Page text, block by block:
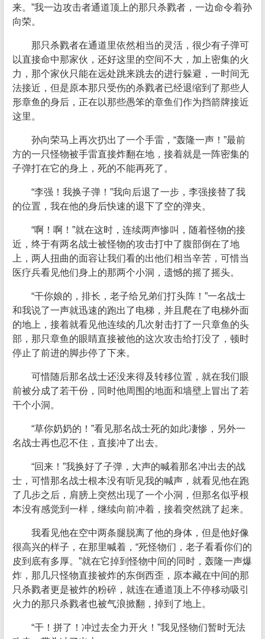
来。”我一边攻击者通道顶上的那只杀戮者，一边命令着孙
向荣。
那只杀戮者在通道里依然相当的灵活，很少有子弹可
以直接命中那家伙，还好这里的空间不大，加上密集的火
力，那个家伙只能在远处跳来跳去的进行躲避，一时间无
法接近，但是原本那只受伤的杀戮者已经退缩到了那些人
形章鱼的身后，正在以那些愚笨的章鱼们作为挡箭牌接近
这里。
孙向荣马上再次扔出了一个手雷，“轰隆一声！”最前
方的一只怪物被手雷直接炸翻在地，接着就是一阵密集的
子弹打在它的身上，死的不能再死了。
“李强！我换子弹！”我向后退了一步，李强接替了我
的位置，我在他的身后快速的退下了空的弹夹。
“啊！啊！”就在这时，连续两声惨叫，随着怪物的接
近，终于有两名战士被怪物的攻击打中了腹部倒在了地
上，两人扭曲的面容让我们看的出他们相当辛苦，可惜当
医疗兵看见他们身上的那两个小洞，遗憾的摇了摇头。
“干你娘的，排长，老子给兄弟们打头阵！”一名战士
和我说了一声就迅速的跑出了电梯，并且爬在了电梯外面
的地上，接着就看见他连续的几次射击打了一只章鱼的头
部，那只章鱼的眼睛直接被他的这次攻击给打没了，顿时
停止了前进的脚步停了下来。
可惜随后那名战士还没来得及转移位置，就在我们眼
前被分成了若干份，同时他周围的地面和墙壁上冒出了若
干个小洞。
“草你奶奶的！”看见那名战士死的如此凄惨，另外一
名战士再也忍不住，直接冲了出去。
“回来！”我换好了子弹，大声的喊着那名冲出去的战
士，可惜那名战士根本没有听见我的喊声，就看见他在跑
了几步之后，肩膀上突然出现了一个小洞，但那名似乎根
本没有感觉到一样，继续向前冲着，接着突然跳了起来。
我看见他在空中两条腿脱离了他的身体，但是他好像
很高兴的样子，在那里喊着，“死怪物们，老子看看你们的
皮到底有多厚。”就在它掉到怪物中间的同时，轰隆一声爆
炸，那几只怪物直接被炸的东倒西歪，原本藏在中间的那
只杀戮者更是被炸的粉碎，就连在通道顶上不停移动吸引
火力的那只杀戮者也被气浪掀翻，掉到了地上。
“干！拼了！冲过去全力开火！”我见怪物们暂时无法